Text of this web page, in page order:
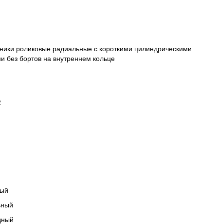
роликовые радиальные с короткими цилиндрическими
без бортов на внутреннем кольце